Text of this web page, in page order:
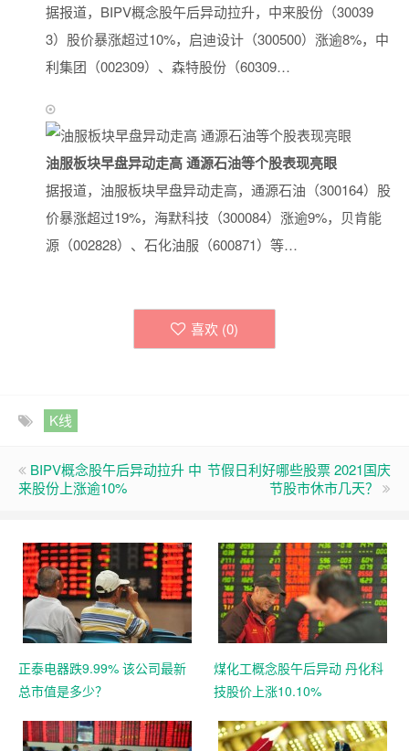
据报道，BIPV概念股午后异动拉升，中来股份（30039
3）股价暴涨超过10%，启迪设计（300500）涨逾8%，中
利集团（002309）、森特股份（60309…
油服板块早盘异动走高 通源石油等个股表现亮眼
据报道，油服板块早盘异动走高，通源石油（300164）股
价暴涨超过19%，海默科技（300084）涨逾9%，贝肯能
源（002828）、石化油服（600871）等…
喜欢 (0)
K线
BIPV概念股午后异动拉升 中
来股份上涨逾10%
节假日利好哪些股票 2021国庆
节股市休市几天？
正泰电器跌9.99% 该公司最新
总市值是多少？
煤化工概念股午后异动 丹化科
技股价上涨10.10%